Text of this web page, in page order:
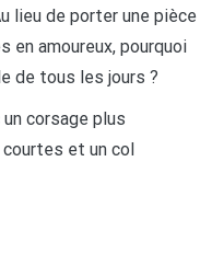
lieu de porter une pièce
en amoureux, pourquoi
de tous les jours ?
corsage plus
et un col